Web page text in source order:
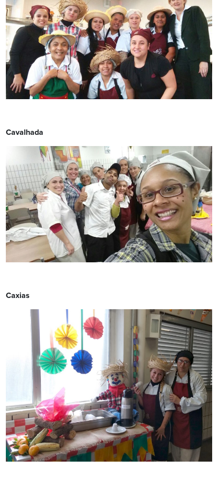
Cavalhada
Caxias